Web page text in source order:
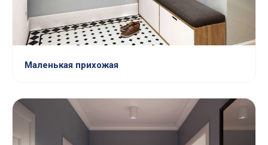
Маленькая прихожая